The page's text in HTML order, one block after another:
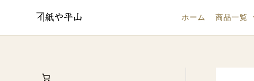
ホーム 商品一覧